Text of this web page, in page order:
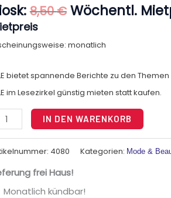
8,50€ Wöchentl.
monatlich
bietet spannende Berichte zu den
im Lesezirkel günstig mieten statt kaufen.
IN DEN WARENKORB
4080 Kategorien: Mode &
frei Haus!
Monatlich kündbar!